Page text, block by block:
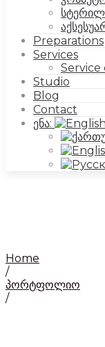
Preparations
Services
Studio
Blog
Contact
ენა:
Home
/
პორტფოლიო
/